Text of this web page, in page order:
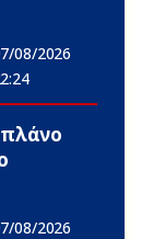
08/2026
08/2026